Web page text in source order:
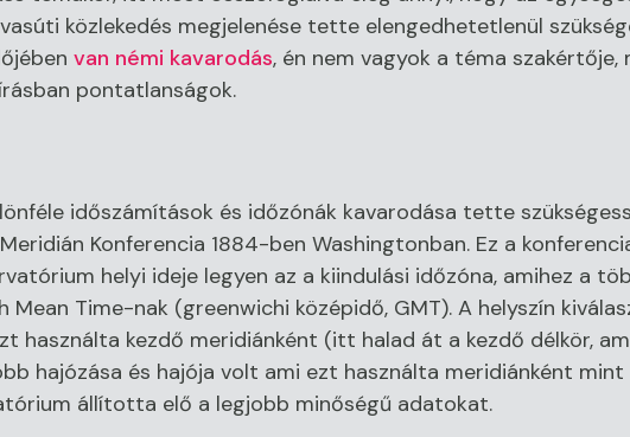
közlekedés megjelenése tette elengedhetetlenül
van némi kavarodás, én nem vagyok a téma szakértője,
pontatlanságok.
időszámítások és időzónák kavarodása tette
Konferencia 1884-ben Washingtonban. Ez a
helyi ideje legyen az a kiindulási időzóna, amihez a
Time-nak (greenwichi középidő, GMT). A helyszín
kezdő meridiánként (itt halad át a kezdő délkör,
hajózása és hajója volt ami ezt használta meridiánként
állította elő a legjobb minőségű adatokat.